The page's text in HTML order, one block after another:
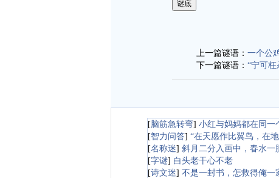
上一篇谜语： 一个公
下一篇谜语： “宁可枉
[脑筋急转弯] 小红与妈妈都在同一
[智力问答] “在天愿作比翼鸟，在
[名称迷] 斜月二分入画中，春水一
[字谜] 白头老干心不老
[诗文迷] 不是一封书，怎救得俺一